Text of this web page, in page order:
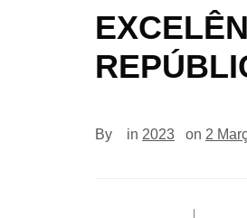
By in 2023 on 2